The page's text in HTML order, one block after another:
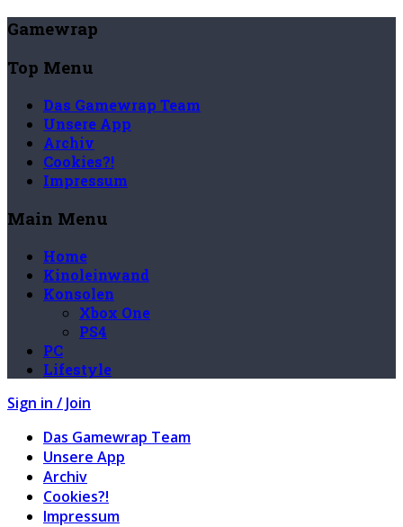
Gamewrap
Top Menu
Das Gamewrap Team
Unsere App
Archiv
Cookies?!
Impressum
Main Menu
Home
Kinoleinwand
Konsolen
Xbox One
PS4
PC
Lifestyle
Sign in / Join
Das Gamewrap Team
Unsere App
Archiv
Cookies?!
Impressum